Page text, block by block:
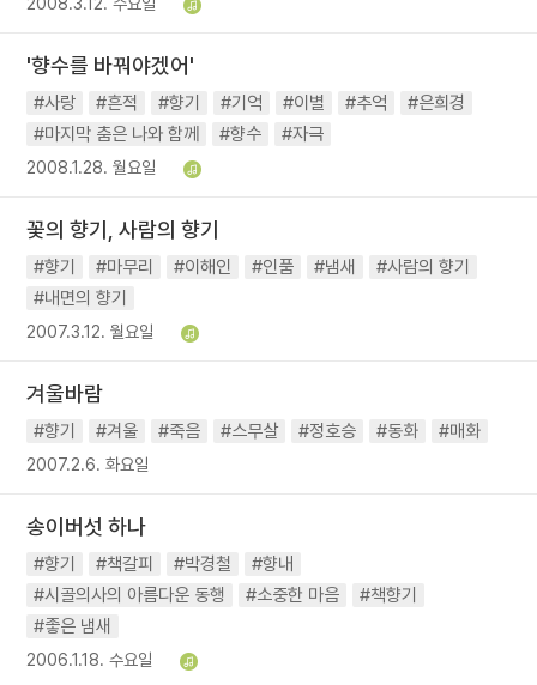
'향수를 바꿔야겠어'
#사랑 #흔적 #향기 #기억 #이별 #추억
#은희경
#마지막 춤은 나와 함께
#향수 #자극
2008.1.28. 월요일
꽃의 향기, 사람의 향기
#향기 #마무리 #이해인 #인품 #냄새
#사람의 향기
#내면의 향기
2007.3.12. 월요일
겨울바람
#향기 #겨울 #죽음 #스무살 #정호승 #동화 #매화
2007.2.6. 화요일
송이버섯 하나
#향기 #책갈피 #박경철
#향내
#시골의사의 아름다운 동행
#소중한 마음
#책향기
#좋은 냄새
2006.1.18. 수요일